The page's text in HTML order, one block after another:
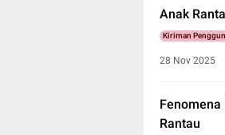
Anak
Kiriman
28 Nov 2025
Rantau